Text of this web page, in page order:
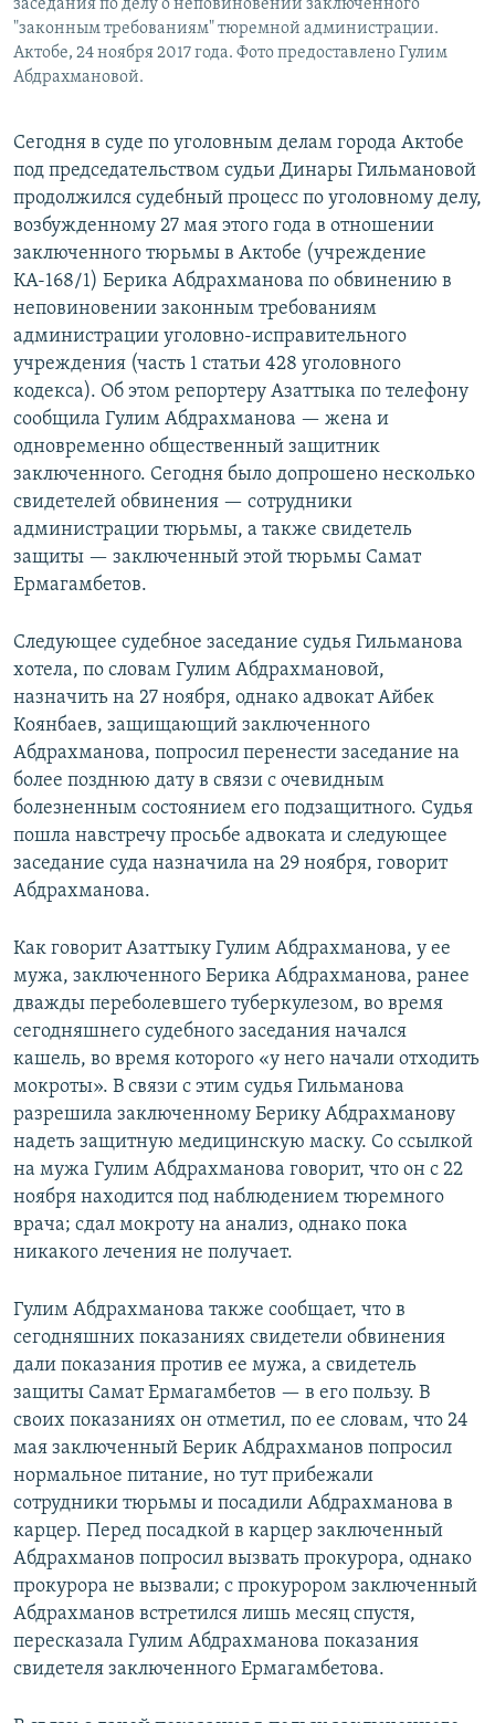
заседания по делу о неповиновении заключенного
"законным требованиям" тюремной администрации.
Актобе, 24 ноября 2017 года. Фото предоставлено Гулим
Абдрахмановой.
Сегодня в суде по уголовным делам города Актобе
под председательством судьи Динары Гильмановой
продолжился судебный процесс по уголовному делу,
возбужденному 27 мая этого года в отношении
заключенного тюрьмы в Актобе (учреждение
КА-168/1) Берика Абдрахманова по обвинению в
неповиновении законным требованиям
администрации уголовно-исправительного
учреждения (часть 1 статьи 428 уголовного
кодекса). Об этом репортеру Азаттыка по телефону
сообщила Гулим Абдрахманова — жена и
одновременно общественный защитник
заключенного. Сегодня было допрошено несколько
свидетелей обвинения — сотрудники
администрации тюрьмы, а также свидетель
защиты — заключенный этой тюрьмы Самат
Ермагамбетов.
Следующее судебное заседание судья Гильманова
хотела, по словам Гулим Абдрахмановой,
назначить на 27 ноября, однако адвокат Айбек
Коянбаев, защищающий заключенного
Абдрахманова, попросил перенести заседание на
более позднюю дату в связи с очевидным
болезненным состоянием его подзащитного. Судья
пошла навстречу просьбе адвоката и следующее
заседание суда назначила на 29 ноября, говорит
Абдрахманова.
Как говорит Азаттыку Гулим Абдрахманова, у ее
мужа, заключенного Берика Абдрахманова, ранее
дважды переболевшего туберкулезом, во время
сегодняшнего судебного заседания начался
кашель, во время которого «у него начали отходить
мокроты». В связи с этим судья Гильманова
разрешила заключенному Берику Абдрахманову
надеть защитную медицинскую маску. Со ссылкой
на мужа Гулим Абдрахманова говорит, что он с 22
ноября находится под наблюдением тюремного
врача; сдал мокроту на анализ, однако пока
никакого лечения не получает.
Гулим Абдрахманова также сообщает, что в
сегодняшних показаниях свидетели обвинения
дали показания против ее мужа, а свидетель
защиты Самат Ермагамбетов — в его пользу. В
своих показаниях он отметил, по ее словам, что 24
мая заключенный Берик Абдрахманов попросил
нормальное питание, но тут прибежали
сотрудники тюрьмы и посадили Абдрахманова в
карцер. Перед посадкой в карцер заключенный
Абдрахманов попросил вызвать прокурора, однако
прокурора не вызвали; с прокурором заключенный
Абдрахманов встретился лишь месяц спустя,
пересказала Гулим Абдрахманова показания
свидетеля заключенного Ермагамбетова.